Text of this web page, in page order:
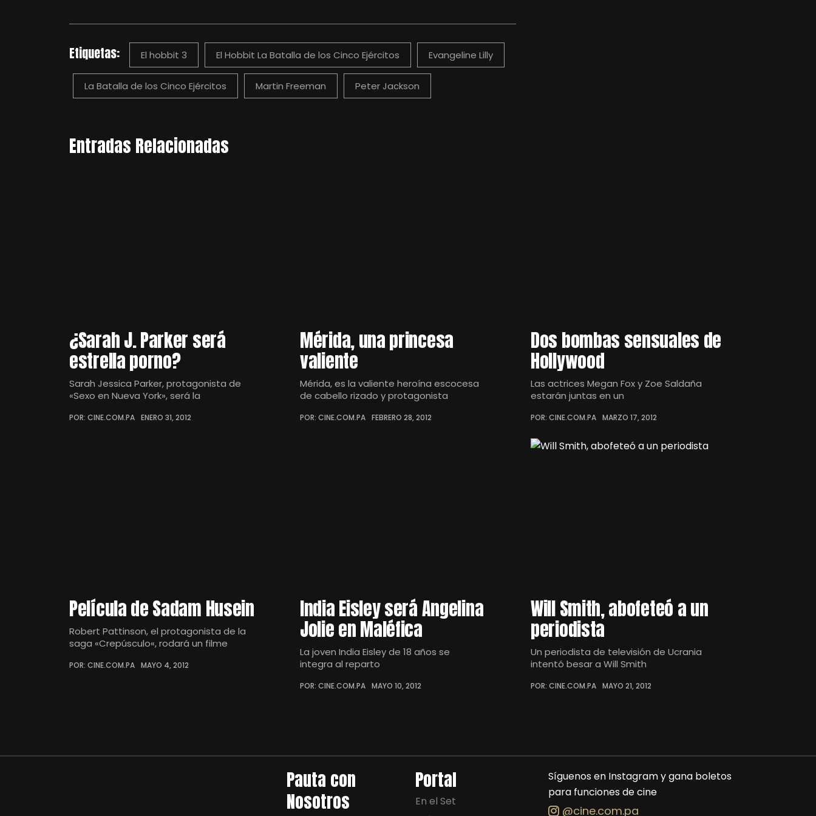
Etiquetas: El hobbit 3 El Hobbit La Batalla de los Cinco Ejércitos Evangeline Lilly
La Batalla de los Cinco Ejércitos Martin Freeman Peter Jackson
Entradas Relacionadas
¿Sarah J. Parker será
estrella porno?
Sarah Jessica Parker, protagonista de
«Sexo en Nueva York», será la
POR: CINE.COM.PA ENERO 31, 2012
Mérida, una princesa
valiente
Mérida, es la valiente heroína escocesa
de cabello rizado y protagonista
POR: CINE.COM.PA FEBRERO 28, 2012
Dos bombas sensuales de
Hollywood
Las actrices Megan Fox y Zoe Saldaña
estarán juntas en un
POR: CINE.COM.PA MARZO 17, 2012
Película de Sadam Husein
Robert Pattinson, el protagonista de la
saga «Crepúsculo«, rodará un filme
POR: CINE.COM.PA MAYO 4, 2012
India Eisley será Angelina
Jolie en Maléfica
La joven India Eisley de 18 años se
integra al reparto
POR: CINE.COM.PA MAYO 10, 2012
Will Smith, abofeteó a un
periodista
Un periodista de televisión de Ucrania
intentó besar a Will Smith
POR: CINE.COM.PA MAYO 21, 2012
Pauta con
Nosotros
Portal
En el Set
Síguenos en Instagram y gana boletos
para funciones de cine
@cine.com.pa